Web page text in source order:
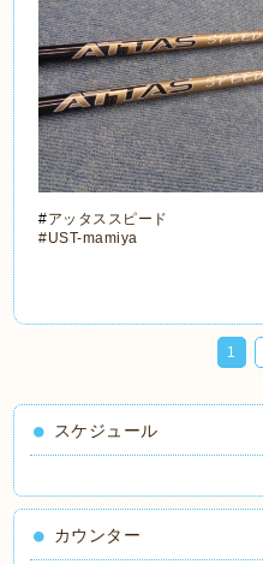
#アッタススピード
#UST-mamiya
1
スケジュール
カウンター